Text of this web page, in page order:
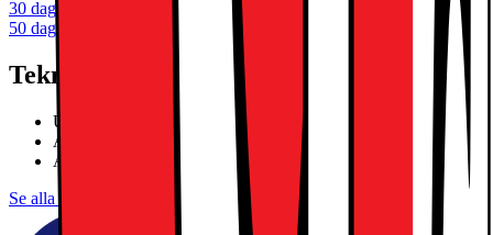
30 dagars öppet köp
50 dagars öppet köp för klubbmedlemmar
Teknisk specifikation
Ultra Retina XDR OLED-skärm
Apple M5-chip, tiokärnors SoC
Apple Intelligence, Face ID
Se alla specifikationer